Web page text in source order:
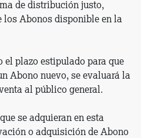
de distribución justo,
los Abonos disponible en la
el plazo estipulado para que
Abono nuevo, se evaluará la
al público general.
se adquieran en esta
o adquisición de Abono